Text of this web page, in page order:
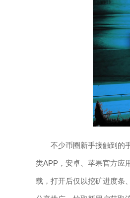
不少币圈新手接触到的
类APP，安卓、苹果官方应
载，打开后仅以挖矿进度条